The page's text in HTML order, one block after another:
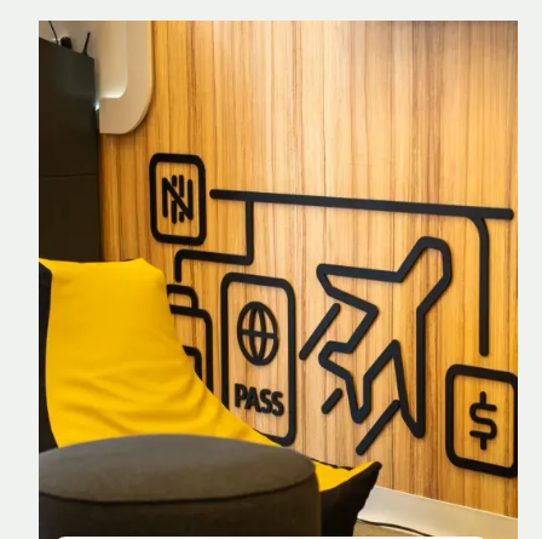
Nomad Explorer
Cartão de crédito brasileiro com cashback
em dólar